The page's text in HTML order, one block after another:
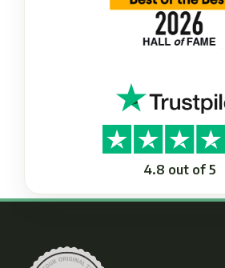
4.8 out of 5